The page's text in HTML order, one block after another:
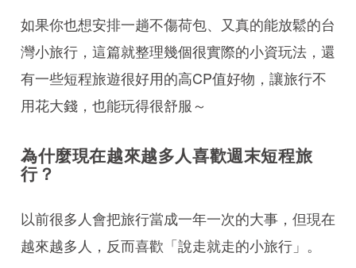
如果你也想安排一趟不傷荷包、又真的能放鬆的台
灣小旅行，這篇就整理幾個很實際的小資玩法，還
有一些短程旅遊很好用的高CP值好物，讓旅行不
用花大錢，也能玩得很舒服～
為什麼現在越來越多人喜歡週末短程旅
行？
以前很多人會把旅行當成一年一次的大事，但現在
越來越多人，反而喜歡「說走就走的小旅行」。